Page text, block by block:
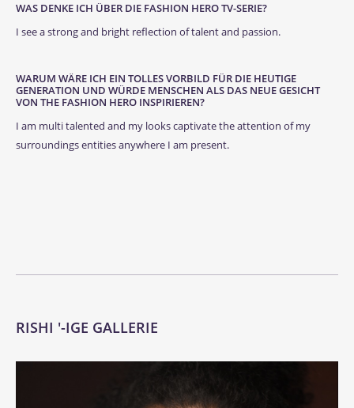
WAS DENKE ICH ÜBER DIE FASHION HERO TV-SERIE?
I see a strong and bright reflection of talent and passion.
WARUM WÄRE ICH EIN TOLLES VORBILD FÜR DIE HEUTIGE
GENERATION UND WÜRDE MENSCHEN ALS DAS NEUE GESICHT
VON THE FASHION HERO INSPIRIEREN?
I am multi talented and my looks captivate the attention of my
surroundings entities anywhere I am present.
RISHI '-IGE GALLERIE